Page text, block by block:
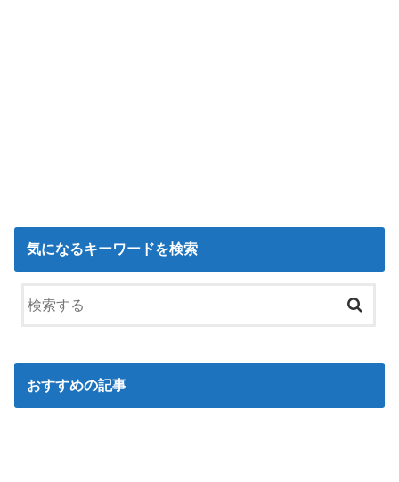
気になるキーワードを検索
おすすめの記事